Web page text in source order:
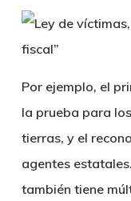
Por ejemplo, el
la prueba para
tierras, y el
agentes
también tiene